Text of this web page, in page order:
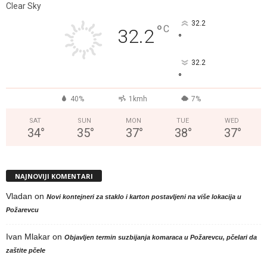
Clear Sky
32.2°C 32.2
°
32.2
°
40% 1kmh 7%
SAT
34°
SUN
35°
MON
37°
TUE
38°
WED
37°
NAJNOVIJI KOMENTARI
Vladan on Novi kontejneri za staklo i karton postavljeni na više lokacija u
Požarevcu
Ivan Mlakar on Objavljen termin suzbijanja komaraca u Požarevcu, pčelari da
zaštite pčele